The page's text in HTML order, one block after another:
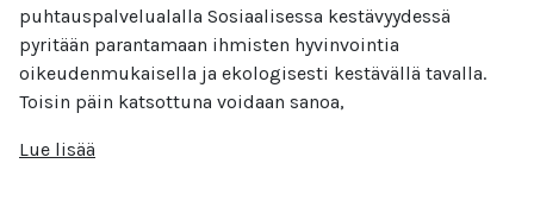
puhtauspalvelualalla Sosiaalisessa kestävyydessä
pyritään parantamaan ihmisten hyvinvointia
oikeudenmukaisella ja ekologisesti kestävällä tavalla.
Toisin päin katsottuna voidaan sanoa,
Lue lisää